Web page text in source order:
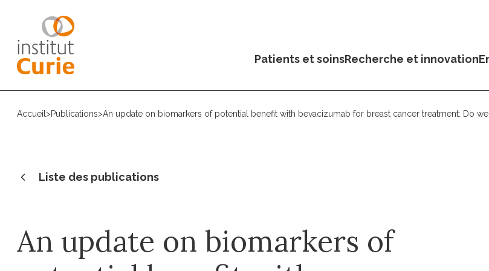
Patients et soinsRecherche et innovation
Accueil >Publications>An update on biomarkers of potential benefit with bevacizumab for breast cancer treatment: Do
Liste des publications
An update on biomarkers of